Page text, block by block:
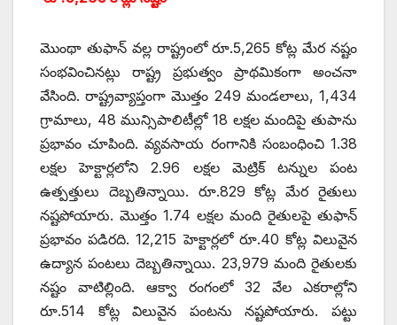
మొంథా తుఫాన్‌ వల్ల రాష్ట్రంలో రూ.5,265 కోట్ల మేర నష్టం
సంభవించినట్లు రాష్ట్ర ప్రభుత్వం ప్రాథమికంగా అంచనా
వేసింది. రాష్ట్రవ్యాప్తంగా మొత్తం 249 మండలాలు, 1,434
గ్రామాలు, 48 మున్సిపాలిటీల్లో 18 లక్షల మందిపై తుపాను
ప్రభావం చూపింది. వ్యవసాయ రంగానికి సంబంధించి 1.38
లక్షల హెక్టార్లలోని 2.96 లక్షల మెట్రిక్‌ టన్నుల పంట
ఉత్పత్తులు దెబ్బతిన్నాయి. రూ.829 కోట్ల మేర రైతులు
నష్టపోయారు. మొత్తం 1.74 లక్షల మంది రైతులపై తుఫాన్‌
ప్రభావం పడిరది. 12,215 హెక్టార్లలో రూ.40 కోట్ల విలువైన
ఉద్యాన పంటలు దెబ్బతిన్నాయి. 23,979 మంది రైతులకు
నష్టం వాటిల్లింది. ఆక్వా రంగంలో 32 వేల ఎకరాల్లోని
రూ.514 కోట్ల విలువైన పంటను నష్టపోయారు. పట్టు